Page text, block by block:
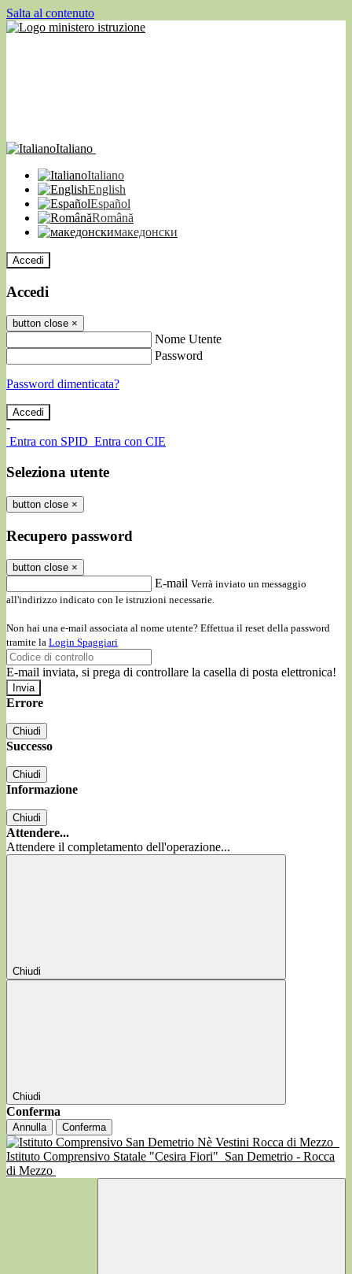
Salta al contenuto
Italiano
Italiano
English
Español
Română
македонски
Accedi
Accedi
button close ×
Nome Utente
Password
Password dimenticata?
-
Entra con SPID Entra con CIE
Seleziona utente
button close ×
Recupero password
button close ×
E-mail Verrà inviato un messaggio
all'indirizzo indicato con le istruzioni necessarie.
Non hai una e-mail associata al nome utente? Effettua il reset della password
tramite la Login Spaggiari
E-mail inviata, si prega di controllare la casella di posta elettronica!
Errore
Chiudi
Successo
Chiudi
Informazione
Chiudi
Attendere...
Attendere il completamento dell'operazione...
Chiudi
Chiudi
Conferma
Annulla Conferma
Istituto Comprensivo Statale "Cesira Fiori" San Demetrio - Rocca
di Mezzo